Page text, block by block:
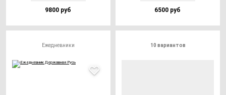
9800 руб 6500 руб
Ежедневники 10 вариантов